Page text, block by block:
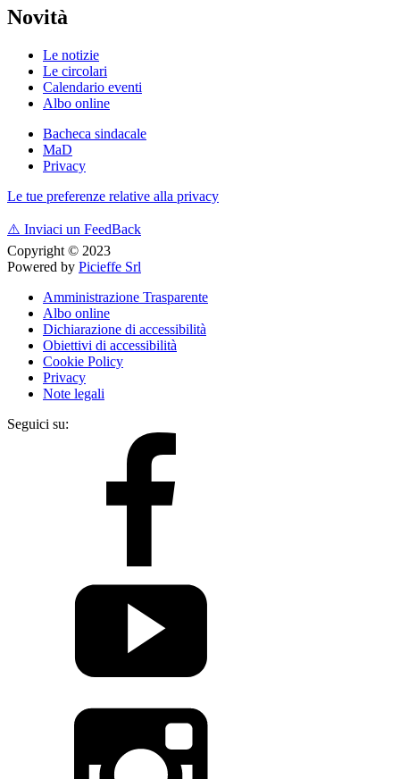
Novità
Le notizie
Le circolari
Calendario eventi
Albo online
Bacheca sindacale
MaD
Privacy
Le tue preferenze relative alla privacy
⚠️ Inviaci un FeedBack
Copyright © 2023
Powered by Picieffe Srl
Amministrazione Trasparente
Albo online
Dichiarazione di accessibilità
Obiettivi di accessibilità
Cookie Policy
Privacy
Note legali
Seguici su: